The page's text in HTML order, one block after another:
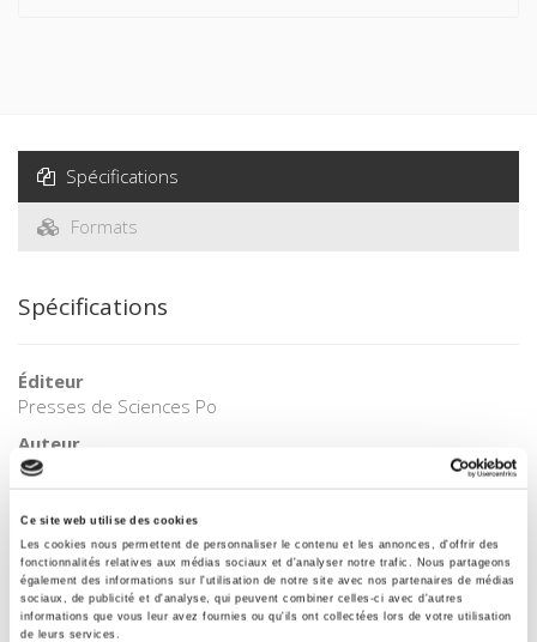
Ce site web utilise des cookies
Les cookies nous permettent de personnaliser le contenu et les annonces, d'offrir des
fonctionnalités relatives aux médias sociaux et d'analyser notre trafic. Nous partageons
également des informations sur l'utilisation de notre site avec nos partenaires de médias
sociaux, de publicité et d'analyse, qui peuvent combiner celles-ci avec d'autres
informations que vous leur avez fournies ou qu'ils ont collectées lors de votre utilisation
de leurs services.
Spécifications
Formats
Spécifications
Éditeur
Presses de Sciences Po
Auteur
Christiane Marie
Académique
Langue
français
Mots clés